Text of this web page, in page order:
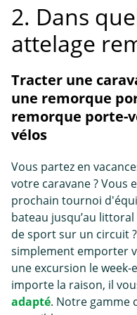
2. Dans
attelage
Tracter une
une remorque
remorque porte-
vélos
Vous partez en
votre caravane ? Vous
prochain tournoi
bateau jusqu’au
de sport sur un circuit
simplement emporter
une excursion le week-
importe la raison, il
adapté. Notre gamme